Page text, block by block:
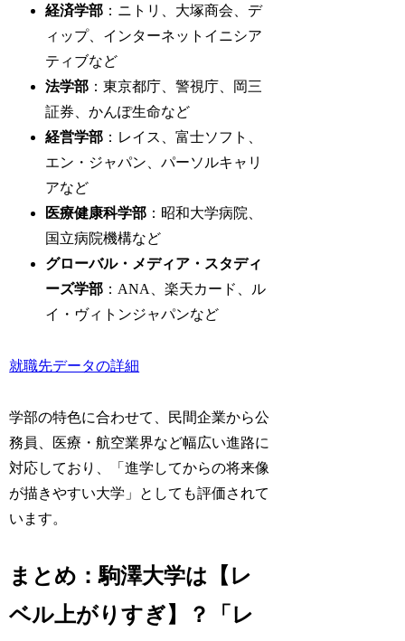
経済学部 ：ニトリ、大塚商会、デ
ィップ、インターネットイニシア
ティブなど
法学部 ：東京都庁、警視庁、岡三
証券、かんぽ生命など
経営学部 ：レイス、富士ソフト、
エン・ジャパン、パーソルキャリ
アなど
医療健康科学部 ：昭和大学病院、
国立病院機構など
グローバル・メディア・スタディ
ーズ学部 ：ANA、楽天カード、ル
イ・ヴィトンジャパンなど
就職先データの詳細
学部の特色に合わせて、民間企業から公
務員、医療・航空業界など幅広い進路に
対応しており、「進学してからの将来像
が描きやすい大学」としても評価されて
います。
まとめ：駒澤大学は【レ
ベル上がりすぎ】？「レ